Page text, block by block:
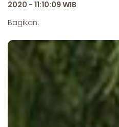
2020 - 11:10:09 WIB
Bagikan: